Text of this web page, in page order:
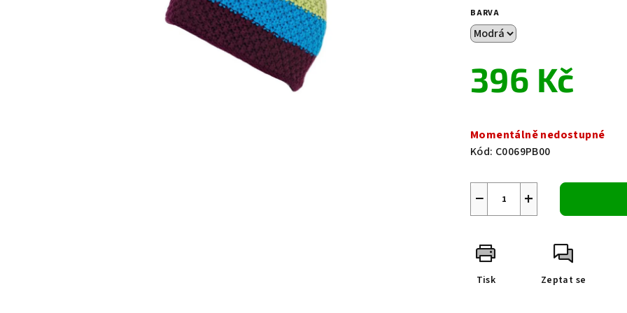
z
5
BARVA
396 Kč
cena:
Momentálně nedostupné
Kód: C0069PB00
+
−
Tisk Zeptat se